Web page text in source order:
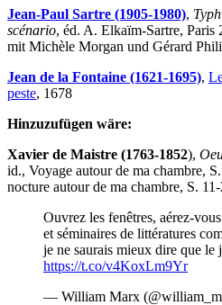
Jean-Paul Sartre (1905-1980),
scénario, éd. A. Elkaïm-Sartre,
mit Michèle Morgan und Gérard
Jean de la Fontaine (1621-1695),
peste, 1678
Hinzuzufügen wäre:
Xavier de Maistre (1763-1852),
id., Voyage autour de ma chambre,
nocture autour de ma chambre, S.
Ouvrez les fenêtres, aérez-
et séminaires de littératures
je ne saurais mieux dire que
https://t.co/v4KoxLm9Yr
— William Marx